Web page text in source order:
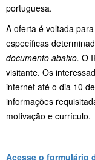
portuguesa.
A oferta é voltada
específicas
documento abaixo. O
visitante. Os
internet até o dia 10
informações
motivação e currículo.
Acesse o formulário